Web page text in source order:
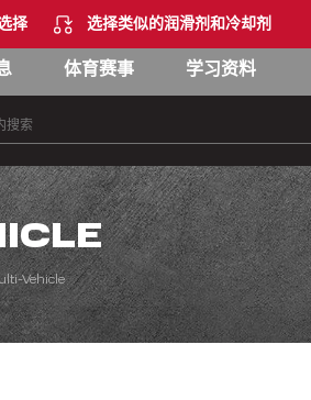
择 选择类似的润滑剂和冷却剂
体育赛事 学习资料
Vehicle